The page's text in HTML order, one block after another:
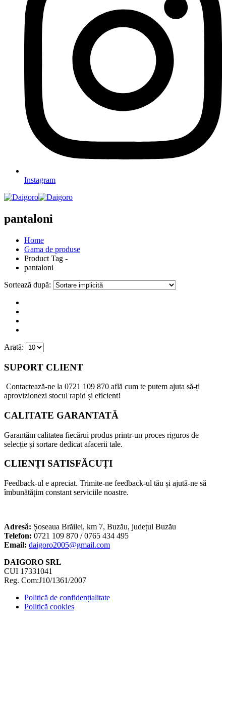
Instagram
pantaloni
Home
Gama de produse
Product Tag -
pantaloni
Sortează după:
Arată:
SUPORT CLIENT
Contactează-ne la 0721 109 870 află cum te putem ajuta să-ți
aprovizionezi stocul rapid și eficient!
CALITATE GARANTATĂ
Garantăm calitatea fiecărui produs printr-un proces riguros de
selecție și sortare dedicat afacerii tale.
CLIENȚI SATISFĂCUȚI
Feedback-ul e apreciat. Trimite-ne feedback-ul tău și ajută-ne să
îmbunătățim constant serviciile noastre.
Adresă: Șoseaua Brăilei, km 7, Buzău, județul Buzău
Telefon: 0721 109 870 / 0765 434 495
Email: daigoro2005@gmail.com
DAIGORO SRL
CUI 17331041
Reg. Com:J10/1361/2007
Politică de confidențialitate
Politică cookies